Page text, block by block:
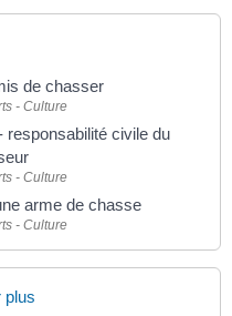
de chasser
- Culture
civile du
- Culture
arme de chasse
- Culture
plus